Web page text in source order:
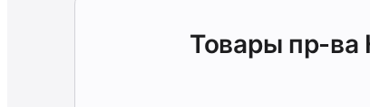
Товары пр-ва